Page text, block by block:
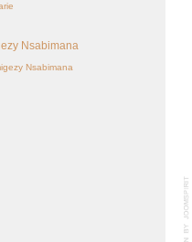
Nsabimana
Nsabimana